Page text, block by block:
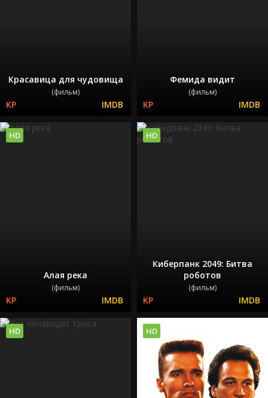
Красавица для чудовища
(фильм)
Фемида видит
(фильм)
Алая река
(фильм)
HD
Киберпанк 2049: Битва
роботов
(фильм)
HD
HD HD